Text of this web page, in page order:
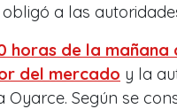
a las
horas de la mañana
del mercado y la
Oyarce. Según se